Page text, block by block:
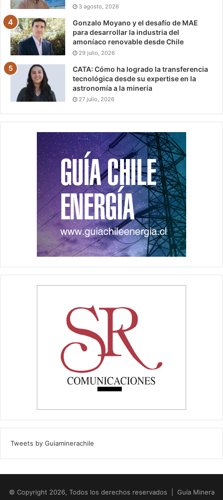
3 agosto, 2026
Gonzalo Moyano y el desafío de MAE
para desarrollar la industria del
amoníaco renovable desde Chile
29 julio, 2026
CATA: Cómo ha logrado la transferencia
tecnológica desde su expertise en la
astronomía a la minería
27 julio, 2026
Tweets by Guiaminerachile
© Copyright 2026, Todos los derechos reservados | Guía Minera